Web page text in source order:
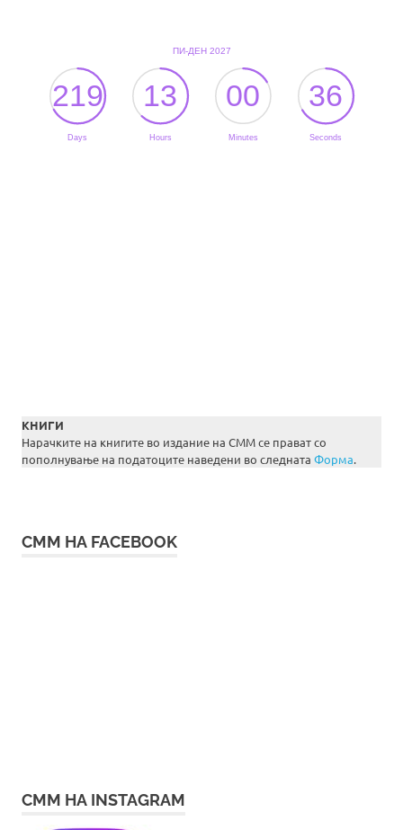
КНИГИ
Нарачките на книгите во издание на СММ се прават со
пополнување на податоците наведени во следната Форма.
СММ НА FACEBOOK
СММ НА INSTAGRAM